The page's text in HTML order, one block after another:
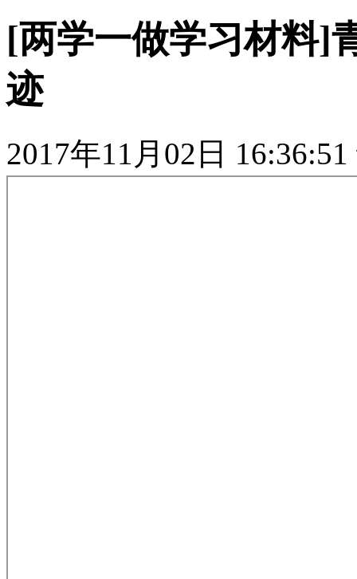
[两学一做学习材料]
迹
2017年11月02日 16:36:51